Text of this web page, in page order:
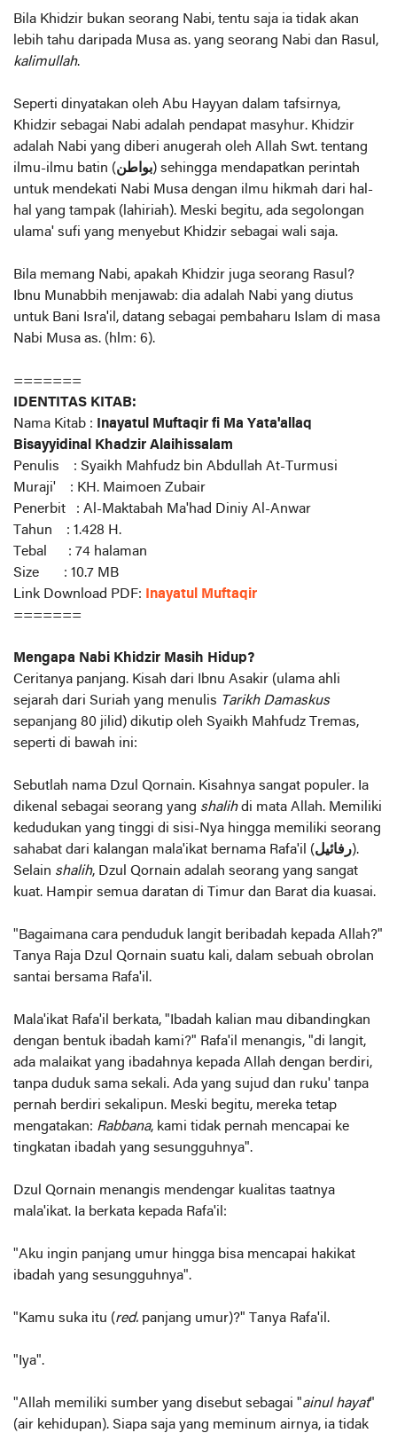
Bila Khidzir bukan seorang Nabi, tentu saja ia tidak akan
lebih tahu daripada Musa as. yang seorang Nabi dan Rasul,
kalimullah.
Seperti dinyatakan oleh Abu Hayyan dalam tafsirnya,
Khidzir sebagai Nabi adalah pendapat masyhur. Khidzir
adalah Nabi yang diberi anugerah oleh Allah Swt. tentang
ilmu-ilmu batin (بواطن) sehingga mendapatkan perintah
untuk mendekati Nabi Musa dengan ilmu hikmah dari hal-
hal yang tampak (lahiriah). Meski begitu, ada segolongan
ulama' sufi yang menyebut Khidzir sebagai wali saja.
Bila memang Nabi, apakah Khidzir juga seorang Rasul?
Ibnu Munabbih menjawab: dia adalah Nabi yang diutus
untuk Bani Isra'il, datang sebagai pembaharu Islam di masa
Nabi Musa as. (hlm: 6).
=======
IDENTITAS KITAB:
Nama Kitab :
Inayatul Muftaqir fi Ma Yata'allaq
Bisayyidinal Khadzir Alaihissalam
Penulis : Syaikh Mahfudz bin Abdullah At-Turmusi
Muraji' : KH. Maimoen Zubair
Penerbit : Al-Maktabah Ma'had Diniy Al-Anwar
Tahun
: 1.428 H.
Tebal : 74 halaman
Size : 10.7 MB
Link Download PDF:
Inayatul Muftaqir
=======
Mengapa Nabi Khidzir Masih Hidup?
Ceritanya panjang. Kisah dari Ibnu Asakir (ulama ahli
sejarah dari Suriah yang menulis Tarikh Damaskus
sepanjang 80 jilid) dikutip oleh Syaikh Mahfudz Tremas,
seperti di bawah ini:
Sebutlah nama Dzul Qornain. Kisahnya sangat populer. Ia
dikenal sebagai seorang yang shalihdi mata Allah. Memiliki
kedudukan yang tinggi di sisi-Nya hingga memiliki seorang
sahabat dari kalangan mala'ikat bernama Rafa'il (رفائيل).
Selain shalih, Dzul Qornain adalah seorang yang sangat
kuat. Hampir semua daratan di Timur dan Barat dia kuasai.
"Bagaimana cara penduduk langit beribadah kepada Allah?"
Tanya Raja Dzul Qornain suatu kali, dalam sebuah obrolan
santai bersama Rafa'il.
Mala'ikat Rafa'il berkata, "Ibadah kalian mau dibandingkan
dengan bentuk ibadah kami?" Rafa'il menangis, "di langit,
ada malaikat yang ibadahnya kepada Allah dengan berdiri,
tanpa duduk sama sekali. Ada yang sujud dan ruku' tanpa
pernah berdiri sekalipun. Meski begitu, mereka tetap
mengatakan: Rabbana, kami tidak pernah mencapai ke
tingkatan ibadah yang sesungguhnya".
Dzul Qornain menangis mendengar kualitas taatnya
mala'ikat. Ia berkata kepada Rafa'il:
"Aku ingin panjang umur hingga bisa mencapai hakikat
ibadah yang sesungguhnya".
"Kamu suka itu (red. panjang umur)?" Tanya Rafa'il.
"Iya".
"Allah memiliki sumber yang disebut sebagai "ainul hayat"
(air kehidupan). Siapa saja yang meminum airnya, ia tidak